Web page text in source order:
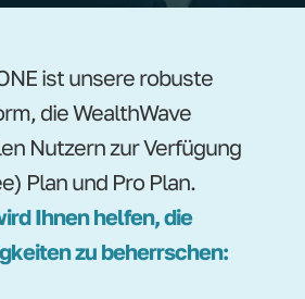
ist unsere robuste
die WealthWave
Nutzern zur Verfügung
Plan und Pro Plan.
Ihnen helfen, die
zu beherrschen: